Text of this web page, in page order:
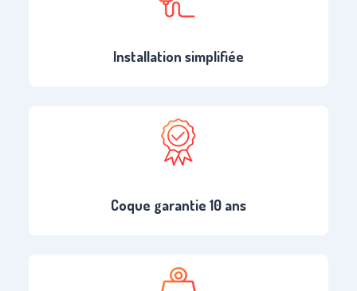
Installation simplifiée
Coque garantie 10 ans